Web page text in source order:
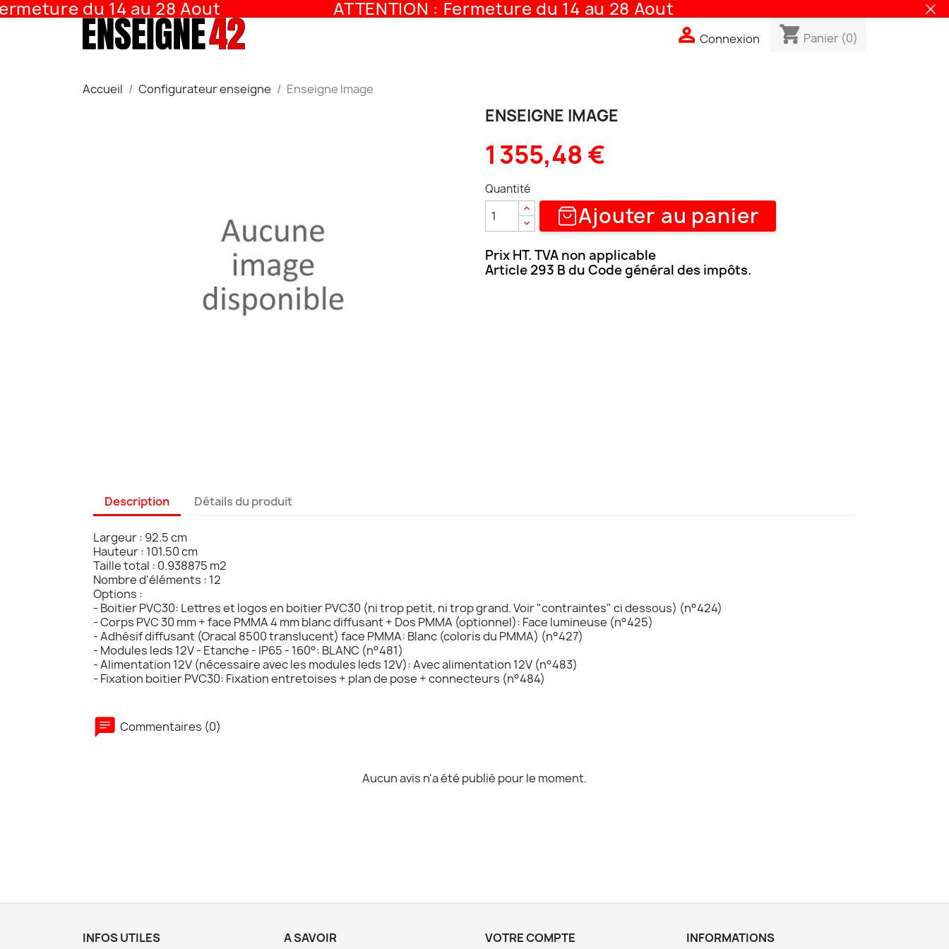
du 14 au 28 Aout ATTENTION : Fermeture du 14 au 28 Aout
 Connexion shopping_cart Panier (0)
Accueil Configurateur enseigne Enseigne Image
ENSEIGNE IMAGE
1 355,48 €
Quantité
Ajouter au panier
Prix HT. TVA non applicable
Article 293 B du Code général des impôts.
Description Détails du produit
Largeur : 92.5 cm
Hauteur : 101.50 cm
Taille total : 0.938875 m2
Nombre d'éléments : 12
Options :
- Boitier PVC30: Lettres et logos en boitier PVC30 (ni trop petit, ni trop grand. Voir "contraintes" ci dessous) (n°424)
- Corps PVC 30 mm + face PMMA 4 mm blanc diffusant + Dos PMMA (optionnel): Face lumineuse (n°425)
- Adhésif diffusant (Oracal 8500 translucent) face PMMA: Blanc (coloris du PMMA) (n°427)
- Modules leds 12V - Etanche - IP65 - 160°: BLANC (n°481)
- Alimentation 12V (nécessaire avec les modules leds 12V): Avec alimentation 12V (n°483)
- Fixation boitier PVC30: Fixation entretoises + plan de pose + connecteurs (n°484)
Commentaires (0)
Aucun avis n'a été publié pour le moment.
INFOS UTILES A SAVOIR VOTRE COMPTE INFORMATIONS